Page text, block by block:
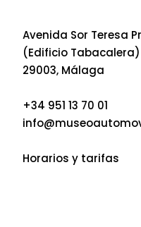
Avenida Sor Teresa
(Edificio Tabacalera)
29003, Málaga
+34 951 13 70 01
Horarios y tarifas